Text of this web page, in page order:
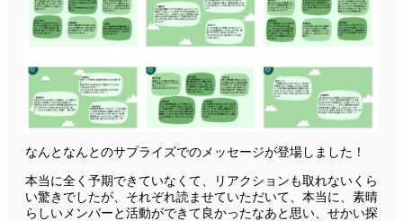
なんとなんとのサプライズでのメッセージが登場しました！
本当に全く予期できていなくて、リアクションも取れないくら
い驚きでしたが、それぞれ読ませていただいて、本当に、素晴
らしいメンバーと活動ができて良かったなあと思い、せかい探